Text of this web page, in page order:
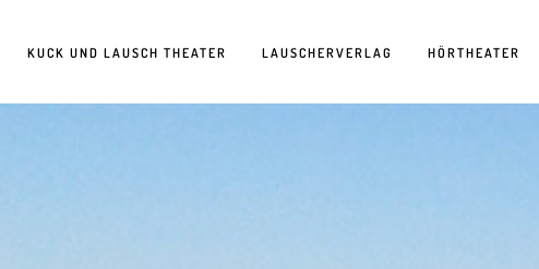
KUCK UND LAUSCH THEATER LAUSCHERVERLAG HÖRTHEATER